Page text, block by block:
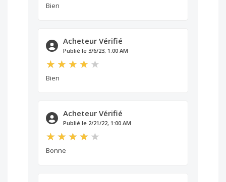
Bien
Acheteur Vérifié
Publié le 3/6/23, 1:00 AM
Bien
Acheteur Vérifié
Publié le 2/21/22, 1:00 AM
Bonne